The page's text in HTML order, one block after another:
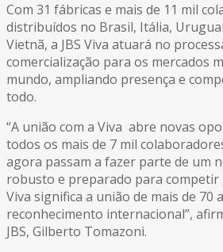
Com 31 fábricas e mais de 11 mil
distribuídos no Brasil, Itália,
Vietnã, a JBS Viva atuará no
comercialização para os mercados
mundo, ampliando presença e
todo.
“A união com a Viva abre novas
todos os mais de 7 mil
agora passam a fazer parte de um
robusto e preparado para competir
Viva significa a união de mais de 70
reconhecimento internacional”,
JBS, Gilberto Tomazoni.